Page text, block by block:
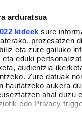
arduratsua
kideek sure
prozesatzen
eta zure gailuko
eta eduki
audientzia-
Zure datuak
hautatzeko aukera
ahal duzu
edo Privacy